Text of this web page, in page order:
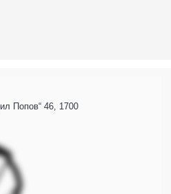
Попов“ 46, 1700